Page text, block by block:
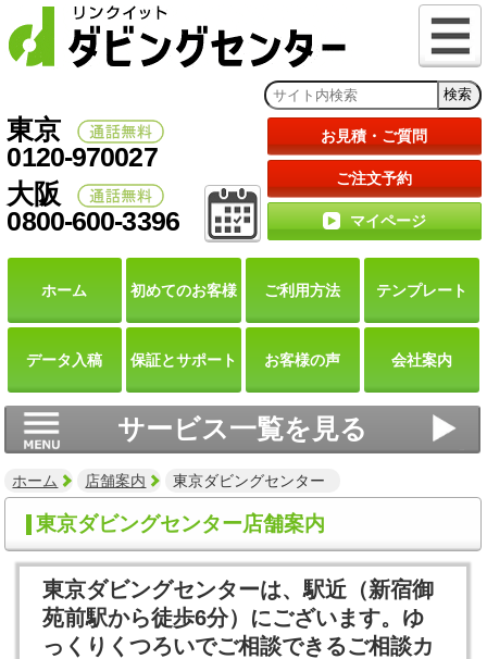
お見積・ご質問
ご注文予約
マイページ
東京
0120-970027
大阪
0800-600-3396
ホーム 初めてのお客様 ご利用方法 テンプレート
データ 入稿 保証とサポート お客様の声 会社案内
サービス一覧を見る
ホーム 店舗案内 東京ダビングセンター
東京ダビングセンター店舗案内
東京ダビングセンターは、駅近（新宿御
苑前駅から徒歩6分）にございます。ゆ
っくりくつろいでご相談できるご相談カ